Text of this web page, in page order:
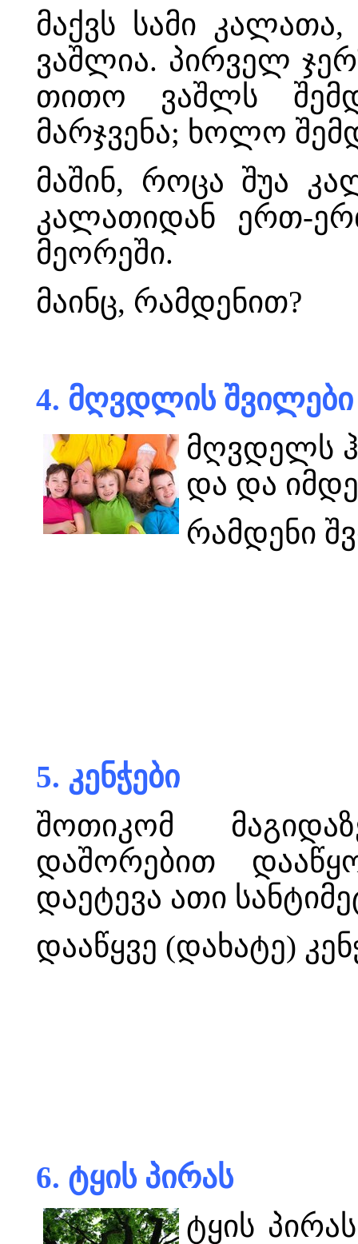
მაქვს სამი
ვაშლია. პირველ
თითო ვაშლს
მარჯვენა; ხოლო
მაშინ, როცა შუა
კალათიდან ერთ-
მეორეში.
მაინც, რამდენით?
4. მღვდლის შვილები
მღვდელს
და და
რამდენი
5. კენჭები
შოთიკომ
დაშორებით
დაეტევა ათი
დააწყვე (დახატე)
6. ტყის პირას
ტყის